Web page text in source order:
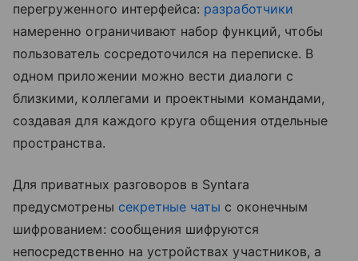
перегруженного интерфейса: разработчики
намеренно ограничивают набор функций, чтобы
пользователь сосредоточился на переписке. В
одном приложении можно вести диалоги с
близкими, коллегами и проектными командами,
создавая для каждого круга общения отдельные
пространства.
Для приватных разговоров в Syntara
предусмотрены секретные чаты с оконечным
шифрованием: сообщения шифруются
непосредственно на устройствах участников, а